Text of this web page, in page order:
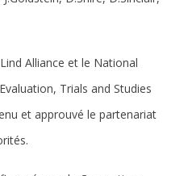
Alliance et le National
Trials and Studies
et approuvé le partenariat